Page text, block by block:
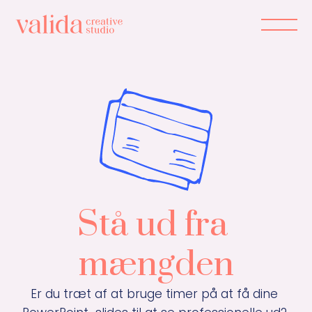
Det kan du få
Cases
Udtalelser
Priser
Om mig
60 13 30 16
Stå ud fra
mængden
Er du træt af at bruge timer på at få dine